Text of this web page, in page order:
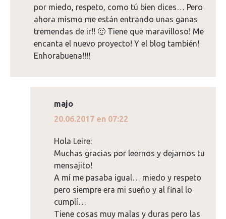
por miedo, respeto, como tú bien dices… Pero
ahora mismo me están entrando unas ganas
tremendas de ir!! 🙂 Tiene que maravilloso! Me
encanta el nuevo proyecto! Y el blog también!
Enhorabuena!!!!
majo
dice:
20.06.2017 en 07:22
Hola Leire:
Muchas gracias por leernos y dejarnos tu
mensajito!
A mí me pasaba igual… miedo y respeto
pero siempre era mi sueño y al final lo
cumplí…
Tiene cosas muy malas y duras pero las